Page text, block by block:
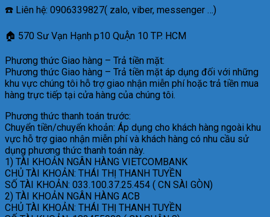
☎️ Liên hệ: 0906339827( zalo, viber, messenger …)
🏠 570 Sư Vạn Hạnh p10 QuẬn 10 TP. HCM
Phương thức Giao hàng – Trả tiền mặt:
Phương thức Giao hàng – Trả tiền mặt áp dụng đối với những
khu vực chúng tôi hỗ trợ giao nhận miễn phí hoặc trả tiền mua
hàng trực tiếp tại cửa hàng của chúng tôi.
Phương thức thanh toán trước:
Chuyển tiền/chuyển khoản: Áp dụng cho khách hàng ngoài khu
vực hỗ trợ giao nhận miễn phí và khách hàng có nhu cầu sử
dụng phương thức thanh toán này.
1) TÀI KHOẢN NGÂN HÀNG VIETCOMBANK
CHỦ TÀI KHOẢN: THÁI THỊ THANH TUYỀN
SỐ TÀI KHOẢN: 033.100.37.25.454 ( CN SÀI GÒN)
2) TÀI KHOẢN NGÂN HÀNG ACB
CHỦ TÀI KHOẢN: THÁI THỊ THANH TUYỀN